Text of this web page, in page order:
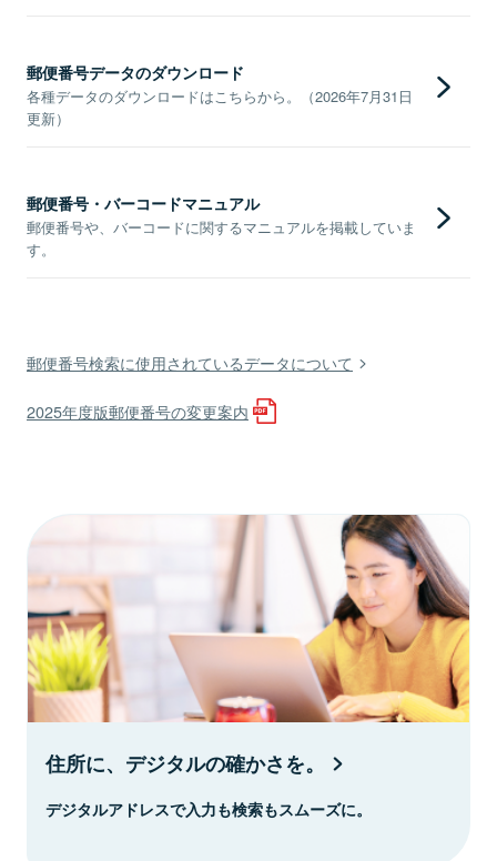
郵便番号データのダウンロード
各種データのダウンロードはこちらから。（2026年7月31日
更新）
郵便番号・バーコードマニュアル
郵便番号や、バーコードに関するマニュアルを掲載していま
す。
郵便番号検索に使用されているデータについて
2025年度版郵便番号の変更案内
住所に、デジタルの確かさを。
デジタルアドレスで入力も検索もスムーズに。